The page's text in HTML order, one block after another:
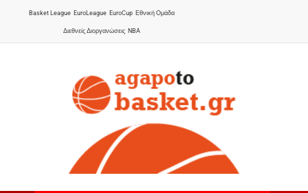
Basket League EuroLeague EuroCup Εθνική Ομάδα
Διεθνείς Διοργανώσεις NBA